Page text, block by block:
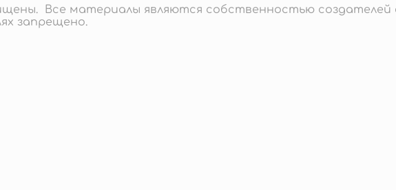
Все материалы являются собственностью создателей
запрещено.